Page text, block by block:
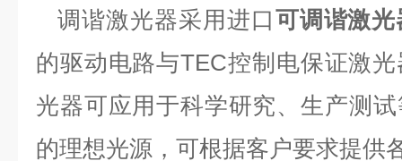
调谐激光器采用进口可调谐激光
的驱动电路与TEC控制电保证激
光器可应用于科学研究、生产测
的理想光源，可根据客户要求提供